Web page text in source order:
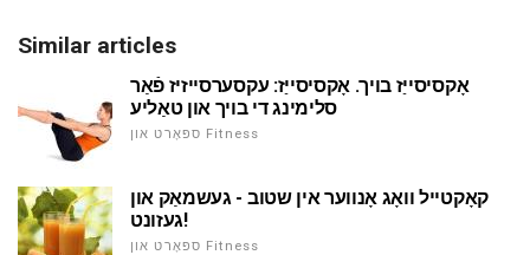
Similar articles
אָקסיסייַז בויך. אָקסיסייַז: עקסערסייזיז פֿאַר
סלימינג די בויך און טאַליע
ספּאָרט און Fitness
קאָקטייל וואָג אָנווער אין שטוב - געשמאַק און
געזונט!
ספּאָרט און Fitness